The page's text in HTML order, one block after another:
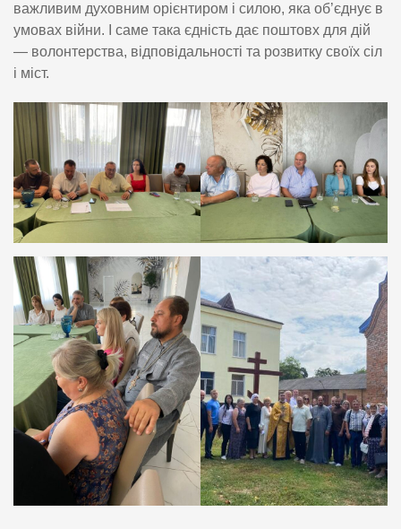
важливим духовним орієнтиром і силою, яка об’єднує в
умовах війни. І саме така єдність дає поштовх для дій
— волонтерства, відповідальності та розвитку своїх сіл
і міст.